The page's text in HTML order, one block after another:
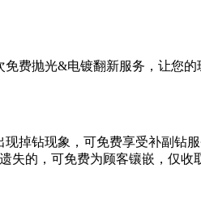
费抛光&电镀翻新服务，让您的
现掉钻现象，可免费享受补副钻
失的，可免费为顾客镶嵌，仅收